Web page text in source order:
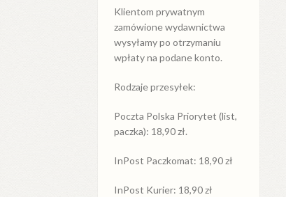
Klientom prywatnym
zamówione wydawnictwa
wysyłamy po otrzymaniu
wpłaty na podane konto.
Rodzaje przesyłek:
Poczta Polska Priorytet (list,
paczka): 18,90 zł.
InPost Paczkomat: 18,90 zł
InPost Kurier: 18,90 zł